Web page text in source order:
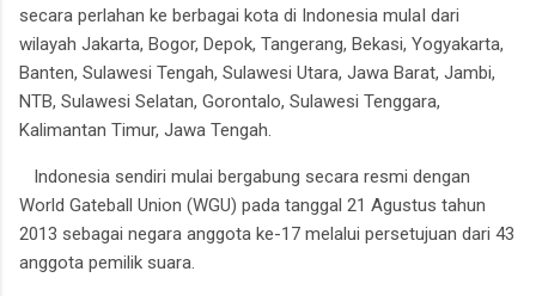
secara perlahan ke berbagai kota di Indonesia mulaI dari
wilayah Jakarta, Bogor, Depok, Tangerang, Bekasi, Yogyakarta,
Banten, Sulawesi Tengah, Sulawesi Utara, Jawa Barat, Jambi,
NTB, Sulawesi Selatan, Gorontalo, Sulawesi Tenggara,
Kalimantan Timur, Jawa Tengah.
Indonesia sendiri mulai bergabung secara resmi dengan
World Gateball Union (WGU) pada tanggal 21 Agustus tahun
2013 sebagai negara anggota ke-17 melalui persetujuan dari 43
anggota pemilik suara.